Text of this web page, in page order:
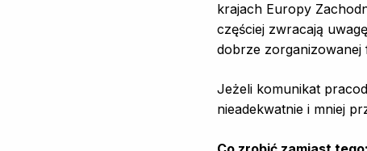
krajach Europy
częściej zwracają
dobrze zorganizowanej
Jeżeli komunikat
nieadekwatnie i mniej